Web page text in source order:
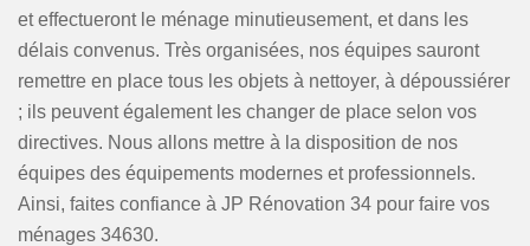
et effectueront le ménage minutieusement, et dans les
délais convenus. Très organisées, nos équipes sauront
remettre en place tous les objets à nettoyer, à dépoussiérer
; ils peuvent également les changer de place selon vos
directives. Nous allons mettre à la disposition de nos
équipes des équipements modernes et professionnels.
Ainsi, faites confiance à JP Rénovation 34 pour faire vos
ménages 34630.